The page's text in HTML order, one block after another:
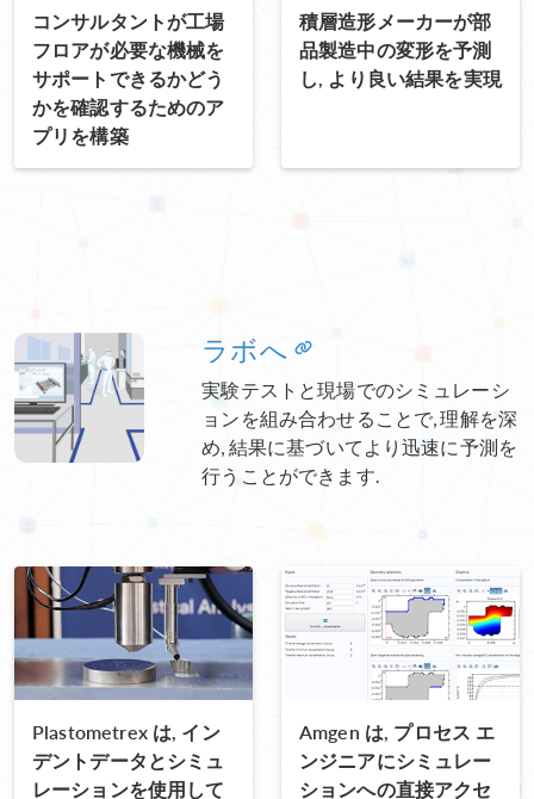
コンサルタントが工場
フロアが必要な機械を
サポートできるかどう
かを確認するためのア
プリを構築
積層造形メーカーが部
品製造中の変形を予測
し, より良い結果を実現
ラボへ
実験テストと現場でのシミュレーシ
ョンを組み合わせることで, 理解を深
め, 結果に基づいてより迅速に予測を
行うことができます.
Plastometrex は, イン
デントデータとシミュ
レーションを使用して
Amgen は, プロセス エ
ンジニアにシミュレー
ションへの直接アクセ